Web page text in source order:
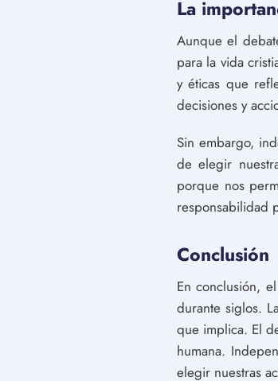
La
Aunque el
para la vida
y éticas que
decisiones y
Sin embargo,
de elegir
porque nos
responsabilidad
Conclusión
En conclusión,
durante siglos.
que implica. El
humana.
elegir nuestras